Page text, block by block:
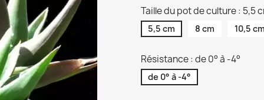
Taille du pot de culture : 5,5
5,5 cm 8 cm 10,5 cm
Résistance : de 0° à -4°
de 0° à -4°